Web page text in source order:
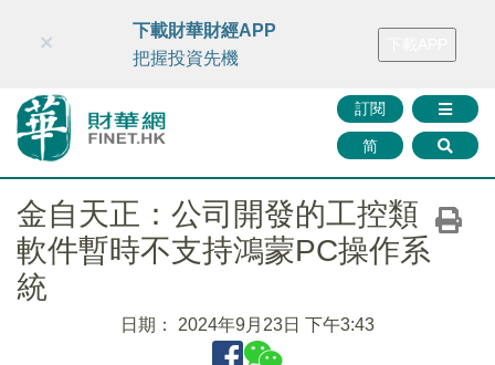
財華智庫網 FINTV FINMETA 財華證券 媒體矩陣
訂閱
简
×
下載財華財經APP
把握投資先機
金自天正：公司開發的工控類
軟件暫時不支持鴻蒙PC操作系
統
日期： 2024年9月23日 下午3:43